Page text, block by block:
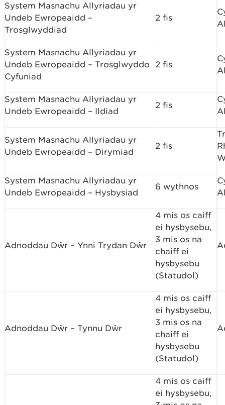
System Masnachu Allyriadau yr
Undeb Ewropeaidd –
Trosglwyddiad
2 fis
System Masnachu Allyriadau yr
Undeb Ewropeaidd – Trosglwyddo
Cyfuniad
2 fis
System Masnachu Allyriadau yr
Undeb Ewropeaidd – Ildiad
2 fis
System Masnachu Allyriadau yr
Undeb Ewropeaidd – Dirymiad
2 fis
System Masnachu Allyriadau yr
Undeb Ewropeaidd – Hysbysiad
6 wythnos
Adnoddau Dŵr – Ynni Trydan Dŵr
4 mis os caiff
ei hysbysebu,
3 mis os na
chaiff ei
hysbysebu
(Statudol)
Adnoddau Dŵr – Tynnu Dŵr
4 mis os caiff
ei hysbysebu,
3 mis os na
chaiff ei
hysbysebu
(Statudol)
4 mis os caiff
ei hysbysebu,